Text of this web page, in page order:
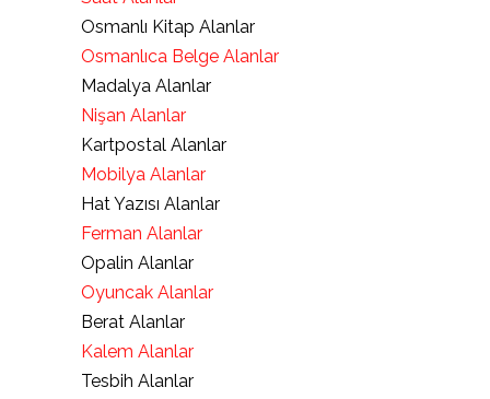
Osmanlı Kitap Alanlar
Osmanlıca Belge Alanlar
Madalya Alanlar
Nişan Alanlar
Kartpostal Alanlar
Mobilya Alanlar
Hat Yazısı Alanlar
Ferman Alanlar
Opalin Alanlar
Oyuncak Alanlar
Berat Alanlar
Kalem Alanlar
Tesbih Alanlar